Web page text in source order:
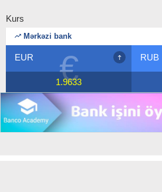
Kurs
Mərkəzi bank
€
EUR
1.9633
RUB